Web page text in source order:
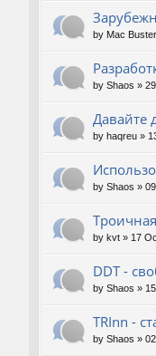
by Mac Buster
by Shaos »
Давайте
by haqreu »
by Shaos »
by kvt » 17
DDT -
by Shaos »
TRInn -
by Shaos »